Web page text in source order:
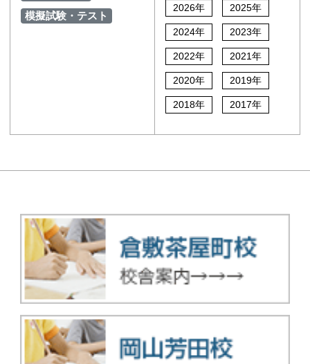
模擬試験・テスト
2026年 2025年
2024年 2023年
2022年 2021年
2020年 2019年
2018年 2017年